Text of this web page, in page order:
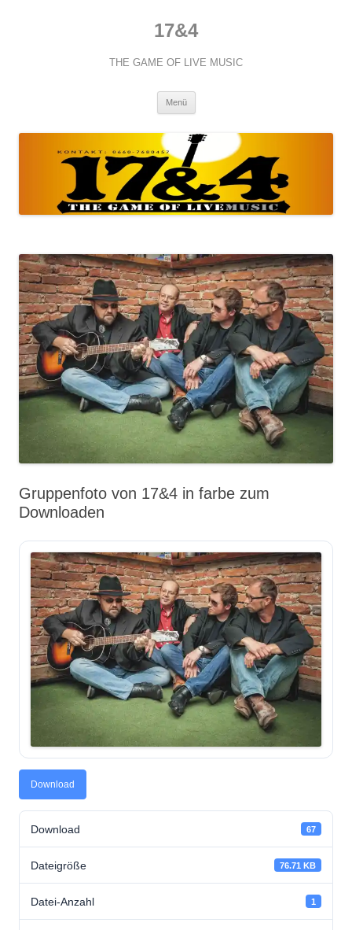
17&4
THE GAME OF LIVE MUSIC
Menü
Gruppenfoto von 17&4 in farbe zum
Downloaden
Download
Download 67
Dateigröße 76.71 KB
Datei-Anzahl 1